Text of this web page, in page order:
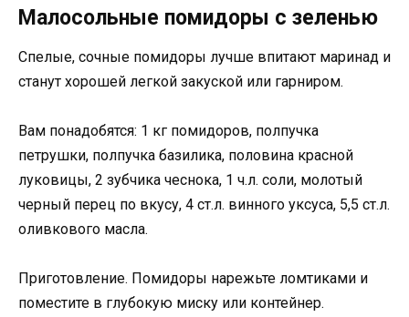
Малосольные помидоры с зеленью
Спелые, сочные помидоры лучше впитают маринад и
станут хорошей легкой закуской или гарниром.
Вам понадобятся: 1 кг помидоров, полпучка
петрушки, полпучка базилика, половина красной
луковицы, 2 зубчика чеснока, 1 ч.л. соли, молотый
черный перец по вкусу, 4 ст.л. винного уксуса, 5,5 ст.л.
оливкового масла.
Приготовление. Помидоры нарежьте ломтиками и
поместите в глубокую миску или контейнер.